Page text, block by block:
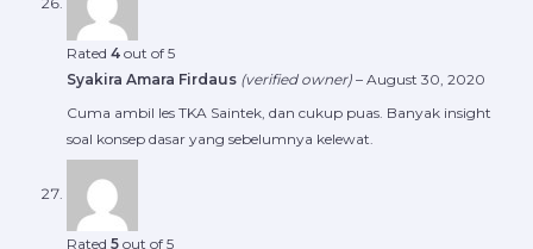
Rated 4 out of 5
Syakira Amara Firdaus (verified owner) – August 30, 2020
Cuma ambil les TKA Saintek, dan cukup puas. Banyak insight
soal konsep dasar yang sebelumnya kelewat.
Rated 5 out of 5